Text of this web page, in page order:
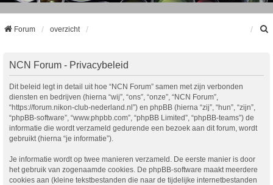
Forum overzicht
NCN Forum - Privacybeleid
Dit beleid legt in detail uit hoe “NCN Forum” samen met zijn verbonden
diensten en bedrijven (hierna “wij”, “ons”, “onze”, “NCN Forum”,
“https://forum.nikon-club-nederland.nl”) en phpBB (hierna “zij”, “hun”, “zijn”,
“phpBB-software”, “www.phpbb.com”, “phpBB Limited”, “phpBB-teams”) de
informatie die wordt verzameld gedurende een bezoek aan dit forum, wordt
gebruikt (hierna “je informatie”).
Je informatie wordt op twee manieren verzameld. De eerste manier is door
het gebruik van zogenaamde cookies. De phpBB-software maakt meerdere
cookies aan (kleine tekstbestanden die naar de tijdelijke internetbestanden